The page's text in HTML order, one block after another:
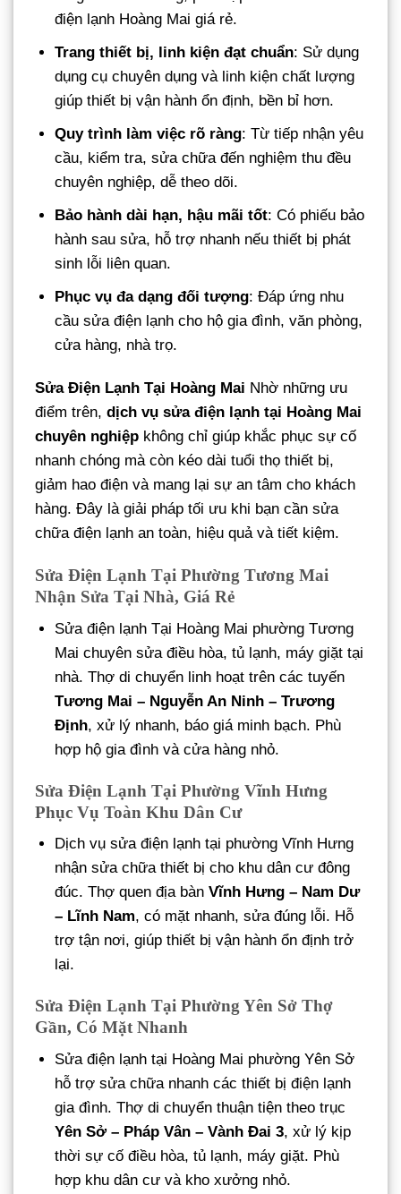
điện lạnh Hoàng Mai giá rẻ.
Trang thiết bị, linh kiện đạt chuẩn: Sử dụng
dụng cụ chuyên dụng và linh kiện chất lượng
giúp thiết bị vận hành ổn định, bền bỉ hơn.
Quy trình làm việc rõ ràng: Từ tiếp nhận yêu
cầu, kiểm tra, sửa chữa đến nghiệm thu đều
chuyên nghiệp, dễ theo dõi.
Bảo hành dài hạn, hậu mãi tốt: Có phiếu bảo
hành sau sửa, hỗ trợ nhanh nếu thiết bị phát
sinh lỗi liên quan.
Phục vụ đa dạng đối tượng: Đáp ứng nhu
cầu sửa điện lạnh cho hộ gia đình, văn phòng,
cửa hàng, nhà trọ.
Sửa Điện Lạnh Tại Hoàng Mai Nhờ những ưu
điểm trên, dịch vụ sửa điện lạnh tại Hoàng Mai
chuyên nghiệp không chỉ giúp khắc phục sự cố
nhanh chóng mà còn kéo dài tuổi thọ thiết bị,
giảm hao điện và mang lại sự an tâm cho khách
hàng. Đây là giải pháp tối ưu khi bạn cần sửa
chữa điện lạnh an toàn, hiệu quả và tiết kiệm.
Sửa Điện Lạnh Tại Phường Tương Mai
Nhận Sửa Tại Nhà, Giá Rẻ
Sửa điện lạnh Tại Hoàng Mai phường Tương
Mai chuyên sửa điều hòa, tủ lạnh, máy giặt tại
nhà. Thợ di chuyển linh hoạt trên các tuyến
Tương Mai – Nguyễn An Ninh – Trương
Định, xử lý nhanh, báo giá minh bạch. Phù
hợp hộ gia đình và cửa hàng nhỏ.
Sửa Điện Lạnh Tại Phường Vĩnh Hưng
Phục Vụ Toàn Khu Dân Cư
Dịch vụ sửa điện lạnh tại phường Vĩnh Hưng
nhận sửa chữa thiết bị cho khu dân cư đông
đúc. Thợ quen địa bànVĩnh Hưng – Nam Dư
– Lĩnh Nam, có mặt nhanh, sửa đúng lỗi. Hỗ
trợ tận nơi, giúp thiết bị vận hành ổn định trở
lại.
Sửa Điện Lạnh Tại Phường Yên Sở Thợ
Gần, Có Mặt Nhanh
Sửa điện lạnh tại Hoàng Mai phường Yên Sở
hỗ trợ sửa chữa nhanh các thiết bị điện lạnh
gia đình. Thợ di chuyển thuận tiện theo trục
Yên Sở – Pháp Vân – Vành Đai 3, xử lý kịp
thời sự cố điều hòa, tủ lạnh, máy giặt. Phù
hợp khu dân cư và kho xưởng nhỏ.